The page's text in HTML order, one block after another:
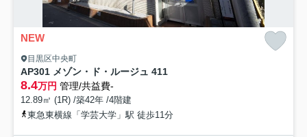
NEW
目黒区中央町
AP301 メゾン・ド・ルージュ 411
8.4万円 管理/共益費-
12.89㎡ (1R) /築42年 /4階建
東急東横線「学芸大学」駅 徒歩11分